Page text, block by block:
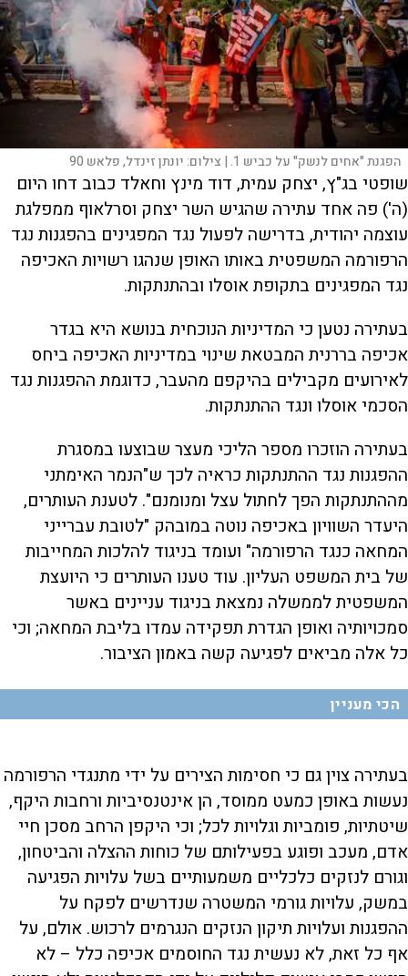
הפגנת "אחים לנשק" על כביש 1. | צילום:יונתן זינדל, פלאש 90
שופטי בג"ץ, יצחק עמית, דוד מינץ וחאלד כבוב דחו היום
(ה') פה אחד עתירה שהגיש השר יצחק וסרלאוף ממפלגת
עוצמה יהודית, בדרישה לפעול נגד המפגינים בהפגנות נגד
הרפורמה המשפטית באותו האופן שנהגו רשויות האכיפה
נגד המפגינים בתקופת אוסלו ובהתנתקות.
בעתירה נטען כי המדיניות הנוכחית בנושא היא בגדר
אכיפה בררנית המבטאת שינוי במדיניות האכיפה ביחס
לאירועים מקבילים בהיקפם מהעבר, כדוגמת ההפגנות נגד
הסכמי אוסלו ונגד ההתנתקות.
בעתירה הוזכרו מספר הליכי מעצר שבוצעו במסגרת
ההפגנות נגד ההתנתקות כראיה לכך ש"הנמר האימתני
מההתנתקות הפך לחתול עצל ומנומנם". לטענת העותרים,
היעדר השוויון באכיפה נוטה במובהק "לטובת עברייני
המחאה כנגד הרפורמה" ועומד בניגוד להלכות המחייבות
של בית המשפט העליון. עוד טענו העותרים כי היועצת
המשפטית לממשלה נמצאת בניגוד עניינים באשר
סמכויותיה ואופן הגדרת תפקידה עמדו בליבת המחאה; וכי
כל אלה מביאים לפגיעה קשה באמון הציבור.
הכי מעניין
בעתירה צוין גם כי חסימות הצירים על ידי מתנגדי הרפורמה
נעשות באופן כמעט ממוסד, הן אינטנסיביות ורחבות היקף,
שיטתיות, פומביות וגלויות לכל; וכי היקפן הרחב מסכן חיי
אדם, מעכב ופוגע בפעילותם של כוחות ההצלה והביטחון,
וגורם לנזקים כלכליים משמעותיים בשל עלויות הפגיעה
במשק, עלויות גורמי המשטרה שנדרשים לפקח על
ההפגנות ועלויות תיקון הנזקים הנגרמים לרכוש. אולם, על
אף כל זאת, לא נעשית נגד החוסמים אכיפה כלל – לא